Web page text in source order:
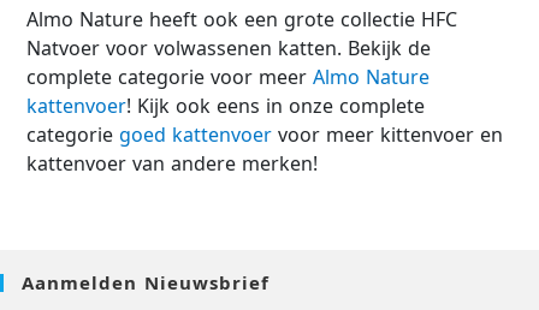
Almo Nature heeft ook een grote collectie HFC
Natvoer voor volwassenen katten. Bekijk de
complete categorie voor meerAlmo Nature
kattenvoer! Kijk ook eens in onze complete
categoriegoed kattenvoer voor meer kittenvoer en
kattenvoer van andere merken!
Aanmelden Nieuwsbrief